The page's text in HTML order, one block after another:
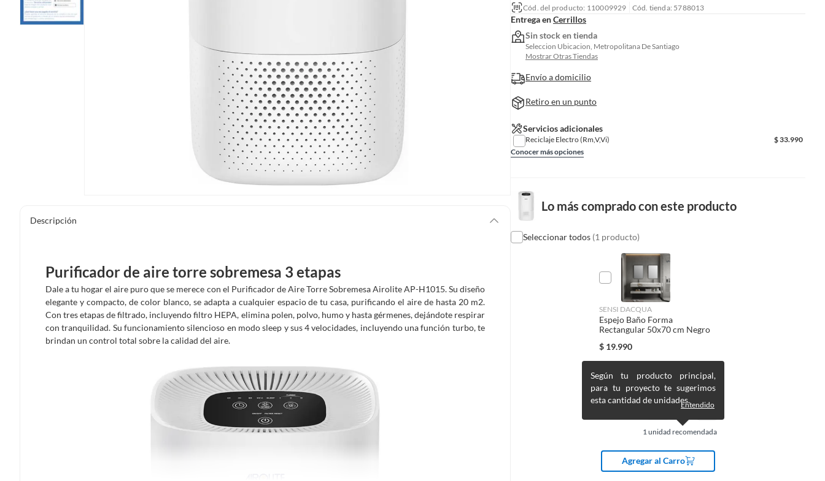
Descripción
Purificador de aire torre sobremesa 3 etapas
Dale a tu hogar el aire puro que se merece con el Purificador de Aire Torre Sobremesa Airolite AP-H1015. Su diseño
elegante y compacto, de color blanco, se adapta a cualquier espacio de tu casa, purificando el aire de hasta 20 m2.
Con tres etapas de filtrado, incluyendo filtro HEPA, elimina polen, polvo, humo y hasta gérmenes, dejándote respirar
con tranquilidad. Su funcionamiento silencioso en modo sleep y sus 4 velocidades, incluyendo una función turbo, te
brindan un control total sobre la calidad del aire.
Cód. del producto: 110009929 Cód. tienda: 5788013
Entrega enCerrillos
Sin stock en tienda
Seleccion Ubicacion, Metropolitana De Santiago
Mostrar Otras Tiendas
Envío a domicilio
Retiro en un punto
Servicios adicionales
Reciclaje Electro (Rm,V,Vi) $33.990
Conocer más opciones
Lo más comprado con este producto
Seleccionar todos (1 producto)
SENSI DACQUA
Espejo Baño Forma
Rectangular 50x70 cm Negro
$ 19.990
1 unidad recomendada
Según tu producto principal,
para tu proyecto te sugerimos
esta cantidad de unidades.Entendido
Agregar al Carro